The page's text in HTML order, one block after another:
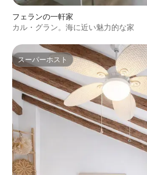
フェランの一軒家
カル・グラン。海に近い魅力的な家
スーパーホスト
スーパーホスト